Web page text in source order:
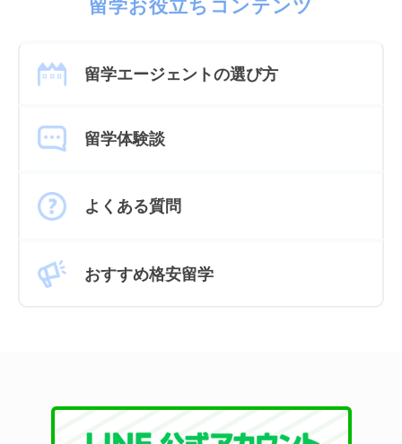
留学お役立ちコンテンツ
留学エージェントの選び方
留学体験談
よくある質問
おすすめ格安留学